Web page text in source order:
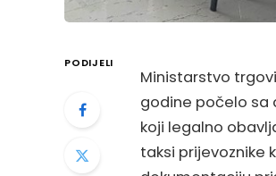
PODIJELI
Ministarstvo
godine počelo sa
koji legalno
taksi prijevoznike